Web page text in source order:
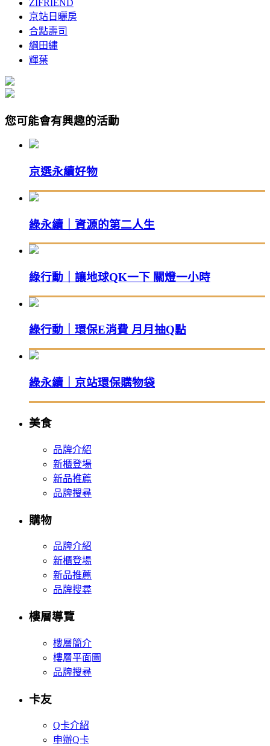
ZIFRIEND
京站日曬房
合點壽司
綱田繡
輝葉
您可能會有興趣的活動
京選永續好物
綠永續｜資源的第二人生
綠行動｜讓地球QK一下 關燈一小時
綠行動｜環保E消費 月月抽Q點
綠永續｜京站環保購物袋
美食
品牌介紹
新櫃登場
新品推薦
品牌搜尋
購物
品牌介紹
新櫃登場
新品推薦
品牌搜尋
樓層導覽
樓層簡介
樓層平面圖
品牌搜尋
卡友
Q卡介紹
申辦Q卡